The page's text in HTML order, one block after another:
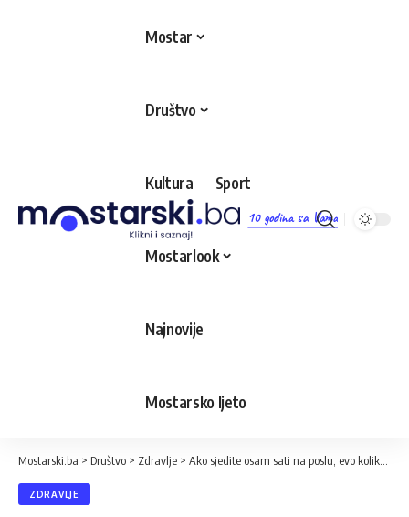
10 godina sa Vama
Mostar
Društvo
Kultura Sport
Mostarlook
Najnovije
Mostarsko ljeto
Mostarski.ba > Društvo > Zdravlje > Ako sjedite osam sati na poslu, evo koliko se dnevno morate kretati da bi sačuvali zdravlje
ZDRAVLJE